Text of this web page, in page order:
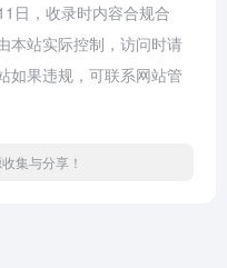
日，收录时内容合规合
本站实际控制，访问时请
如果违规，可联系网站管
集与分享！